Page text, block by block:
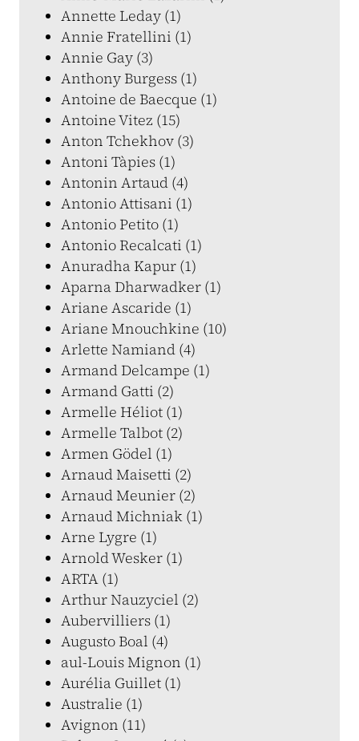
Annette Leday (1)
Annie Fratellini (1)
Annie Gay (3)
Anthony Burgess (1)
Antoine de Baecque (1)
Antoine Vitez (15)
Anton Tchekhov (3)
Antoni Tàpies (1)
Antonin Artaud (4)
Antonio Attisani (1)
Antonio Petito (1)
Antonio Recalcati (1)
Anuradha Kapur (1)
Aparna Dharwadker (1)
Ariane Ascaride (1)
Ariane Mnouchkine (10)
Arlette Namiand (4)
Armand Delcampe (1)
Armand Gatti (2)
Armelle Héliot (1)
Armelle Talbot (2)
Armen Gödel (1)
Arnaud Maisetti (2)
Arnaud Meunier (2)
Arnaud Michniak (1)
Arne Lygre (1)
Arnold Wesker (1)
ARTA (1)
Arthur Nauzyciel (2)
Aubervilliers (1)
Augusto Boal (4)
aul-Louis Mignon (1)
Aurélia Guillet (1)
Australie (1)
Avignon (11)